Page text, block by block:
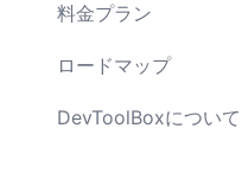
料金プラン
ロードマップ
DevToolBoxについて